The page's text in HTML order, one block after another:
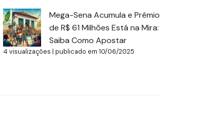
Mega-Sena Acumula e Prêmio
de R$ 61 Milhões Está na Mira:
Saiba Como Apostar
4 visualizações | publicado em 10/06/2025